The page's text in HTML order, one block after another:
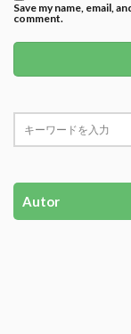
Save my name, email,
comment.
Autor